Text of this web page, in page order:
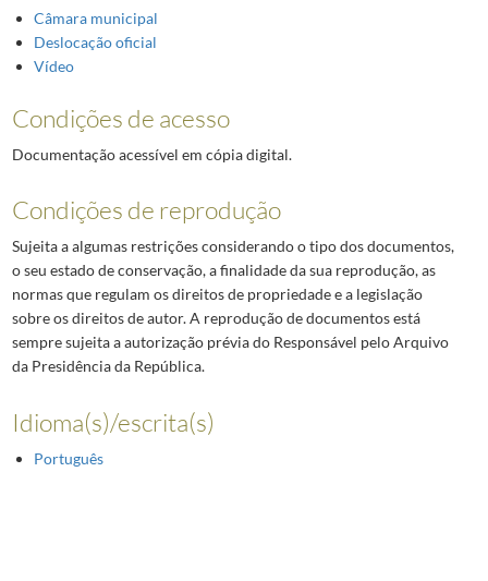
Câmara municipal
Deslocação oficial
Vídeo
Condições de acesso
Documentação acessível em cópia digital.
Condições de reprodução
Sujeita a algumas restrições considerando o tipo dos documentos,
o seu estado de conservação, a finalidade da sua reprodução, as
normas que regulam os direitos de propriedade e a legislação
sobre os direitos de autor. A reprodução de documentos está
sempre sujeita a autorização prévia do Responsável pelo Arquivo
da Presidência da República.
Idioma(s)/escrita(s)
Português